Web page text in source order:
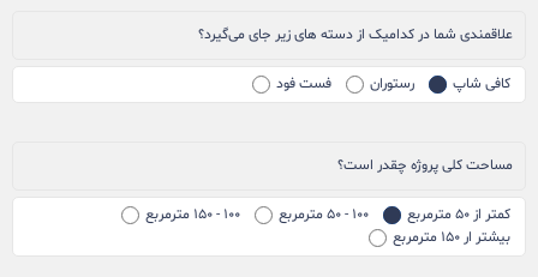
علاقمندی شما در کدامیک از دسته های زیر جای می‌گیرد؟
کافی شاپ رستوران فست فود
مساحت کلی پروژه چقدر است؟
کمتر از ۵۰ مترمربع ۱۰۰ - ۵۰ مترمربع
۱۰۰ - ۱۵۰ مترمربع
بیشتر ار ۱۵۰ مترمربع